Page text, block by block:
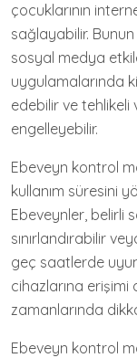
çocuklarının
sağlayabilir. Bunun
sosyal medya
uygulamalarında
edebilir ve
engelleyebilir.
Ebeveyn kontrol
kullanım süresini
Ebeveynler, belirli
sınırlandırabilir
geç saatlerde
cihazlarına
zamanlarında
Ebeveyn kontrol